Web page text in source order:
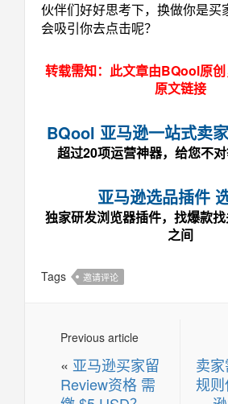
伙伴们好好思考下，换做你是买
会吸引你去点击呢？
转载需知：此文章由BQool原
原文链接
BQool 亚马逊一站式卖
超过20项运营神器，给您不
亚马逊选品插件
独家研发浏览器插件，找爆款
之间
Tags 邀请评论
卖
规
Previous article
« 亚马逊买家留
Review资格 需